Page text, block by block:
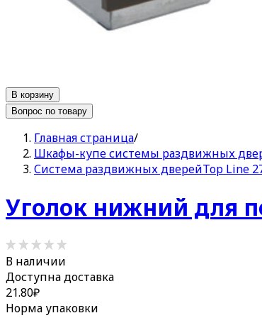
В корзину
Вопрос по товару
Главная страница/
Шкафы-купе системы раздвижных
Система раздвижных дверейTop Line
Уголок нижний для
В наличии
Доступна доставка
21.80₽
Норма упаковки